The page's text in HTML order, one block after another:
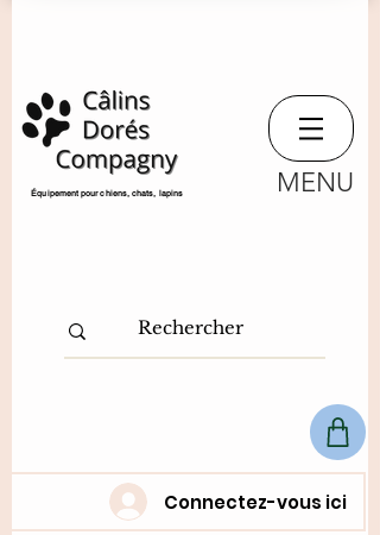
​Équipement pour chiens, chats, lapins MENU
Connectez-vous ici